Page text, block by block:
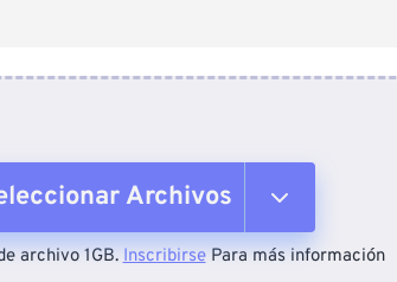
Archivos
Desde el dispositivo
archivo 1GB.InscribirsePara más información